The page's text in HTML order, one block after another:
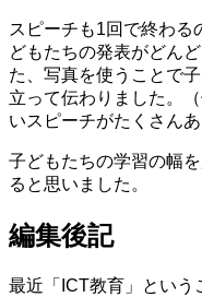
スピーチも1回で終わる
どもたちの発表がどん
た、写真を使うことで
立って伝わりました。
いスピーチがたくさんあ
子どもたちの学習の幅
ると思いました。
編集後記
最近「ICT教育」という